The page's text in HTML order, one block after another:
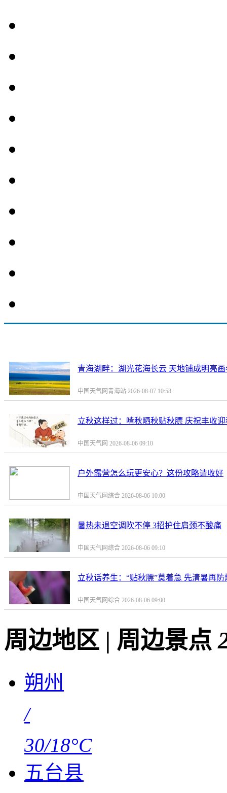
青海湖畔：湖光花海长云 天地铺成明亮画
中国天气网青海站 2026-08-07 10:58
立秋这样过：啃秋晒秋贴秋膘 庆祝丰收
中国天气网 2026-08-06 09:10
户外露营怎么玩更安心？这份攻略请收好
中国天气网综合 2026-08-06 10:00
暑热未退空调吹不停 3招护住肩颈不酸痛
中国天气网综合 2026-08-06 09:10
立秋话养生：“贴秋膘”莫着急 先清暑再防
中国天气网综合 2026-08-06 09:00
周边地区 | 周边景点
朔州
/
30/18°C
五台县